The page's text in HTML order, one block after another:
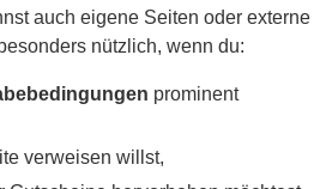
auch eigene Seiten oder externe
nützlich, wenn du:
prominent
verweisen willst,